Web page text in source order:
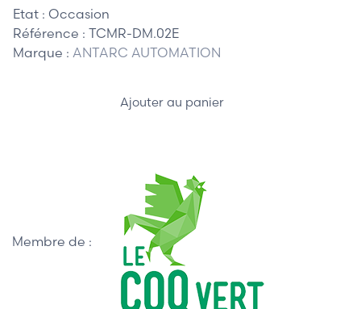
Etat : Occasion
Référence : TCMR-DM.02E
Marque : ANTARC AUTOMATION
Ajouter au panier
Membre de :